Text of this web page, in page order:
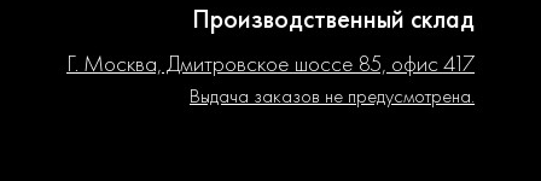
Производственный склад
Г. Москва, Дмитровское шоссе 85, офис 417
Выдача заказов не предусмотрена.